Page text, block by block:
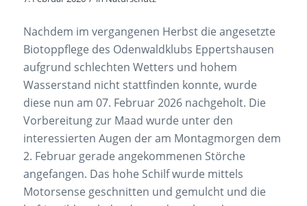
Nachdem im vergangenen Herbst die angesetzte
Biotoppflege des Odenwaldklubs Eppertshausen
aufgrund schlechten Wetters und hohem
Wasserstand nicht stattfinden konnte, wurde
diese nun am 07. Februar 2026 nachgeholt. Die
Vorbereitung zur Maad wurde unter den
interessierten Augen der am Montagmorgen dem
2. Februar gerade angekommenen Störche
angefangen. Das hohe Schilf wurde mittels
Motorsense geschnitten und gemulcht und die